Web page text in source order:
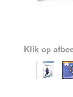
Klik op